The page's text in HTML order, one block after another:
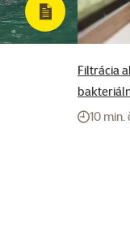
Filtrácia
10 min.